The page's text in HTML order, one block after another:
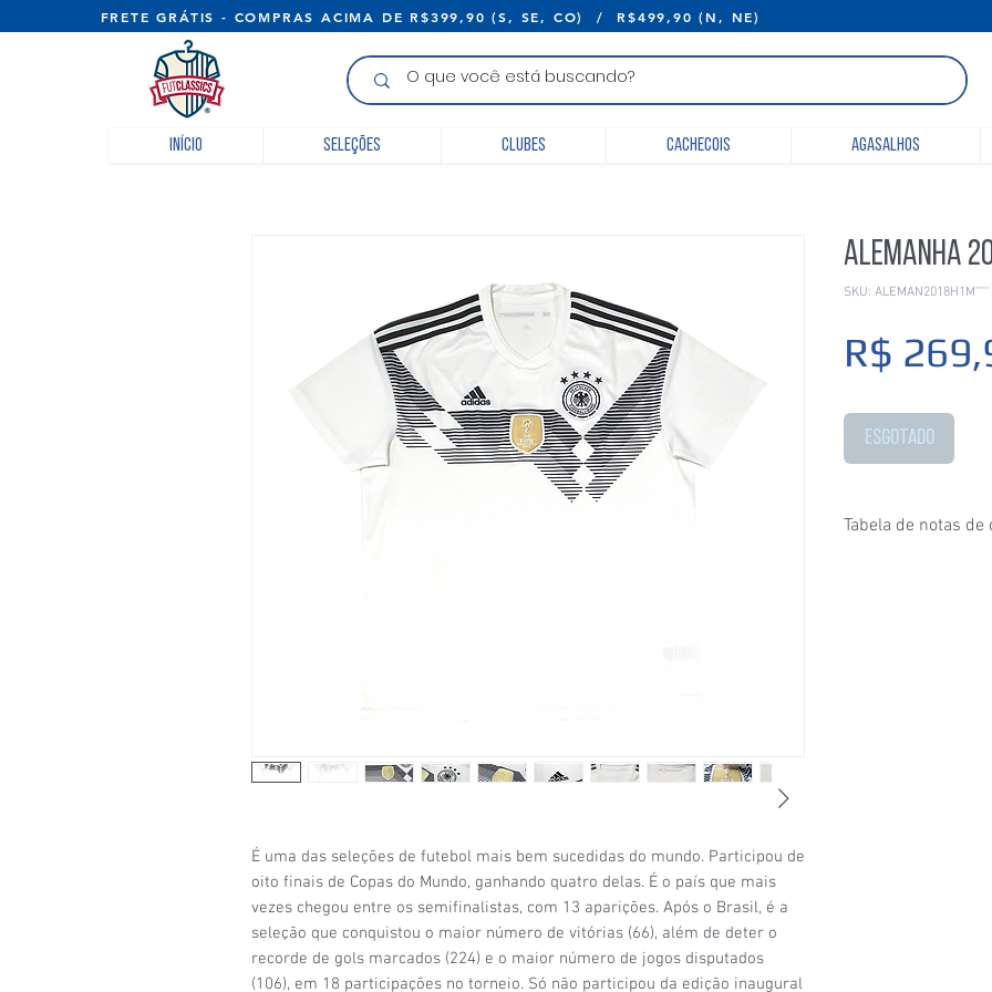
FRETE GRÁTIS - COMPRAS ACIMA DE R$399,90 (S, SE, CO) / R$499,90 (N,
Início Seleções Clubes Cachecois Agasalhos
É uma das seleções de futebol mais bem sucedidas do mundo. Participou de
oito finais de Copas do Mundo, ganhando quatro delas. É o país que mais
vezes chegou entre os semifinalistas, com 13 aparições. Após o Brasil, é a
seleção que conquistou o maior número de vitórias (66), além de deter o
recorde de gols marcados (224) e o maior número de jogos disputados
(106), em 18 participações no torneio. Só não participou da edição inaugural
Alemanha
SKU: ALEMAN2018H1M''''''
R$
Esgotado
Tabela de notas de